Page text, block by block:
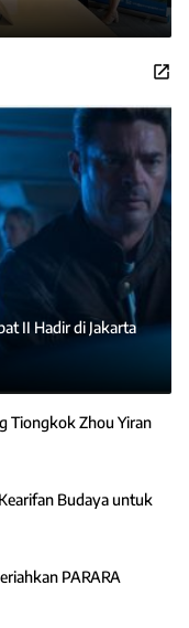
II Hadir di Jakarta
Tiongkok Zhou Yiran
Budaya untuk
PARARA